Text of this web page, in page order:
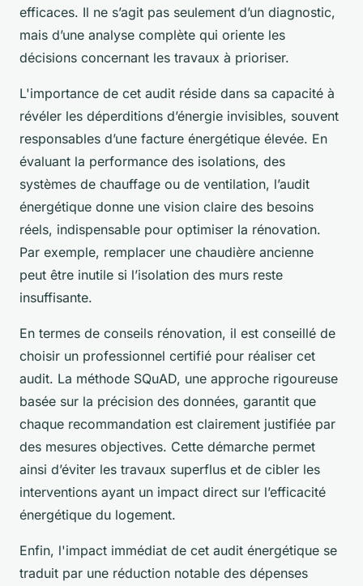
efficaces. Il ne s’agit pas seulement d’un diagnostic,
mais d’une analyse complète qui oriente les
décisions concernant les travaux à prioriser.
L'importance de cet audit réside dans sa capacité à
révéler les déperditions d’énergie invisibles, souvent
responsables d’une facture énergétique élevée. En
évaluant la performance des isolations, des
systèmes de chauffage ou de ventilation, l’audit
énergétique donne une vision claire des besoins
réels, indispensable pour optimiser la rénovation.
Par exemple, remplacer une chaudière ancienne
peut être inutile si l’isolation des murs reste
insuffisante.
En termes de conseils rénovation, il est conseillé de
choisir un professionnel certifié pour réaliser cet
audit. La méthode SQuAD, une approche rigoureuse
basée sur la précision des données, garantit que
chaque recommandation est clairement justifiée par
des mesures objectives. Cette démarche permet
ainsi d’éviter les travaux superflus et de cibler les
interventions ayant un impact direct sur l’efficacité
énergétique du logement.
Enfin, l'impact immédiat de cet audit énergétique se
traduit par une réduction notable des dépenses